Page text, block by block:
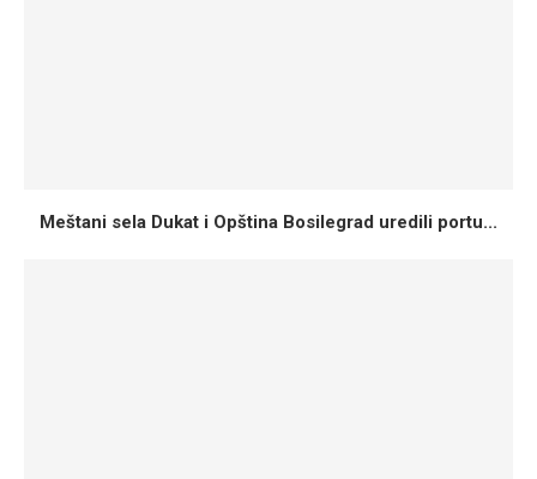
Meštani sela Dukat i Opština Bosilegrad uredili portu...